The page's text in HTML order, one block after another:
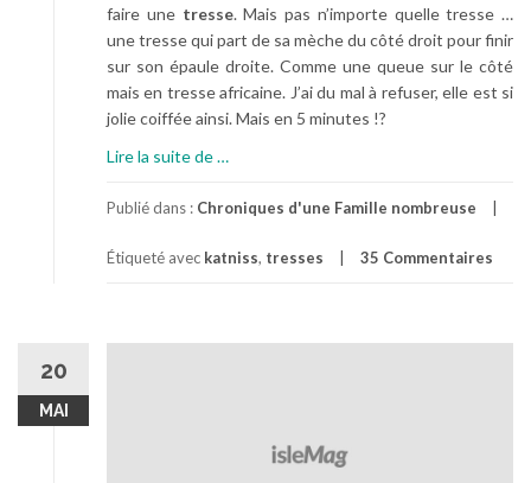
faire une tresse. Mais pas n’importe quelle tresse …
une tresse qui part de sa mèche du côté droit pour finir
sur son épaule droite. Comme une queue sur le côté
mais en tresse africaine. J’ai du mal à refuser, elle est si
jolie coiffée ainsi. Mais en 5 minutes !?
Lire la suite de
r
p
…
Publié dans : Chroniques d'une Famille nombreuse
Étiqueté avec katniss, tresses 35 Commentaires
20
MAI